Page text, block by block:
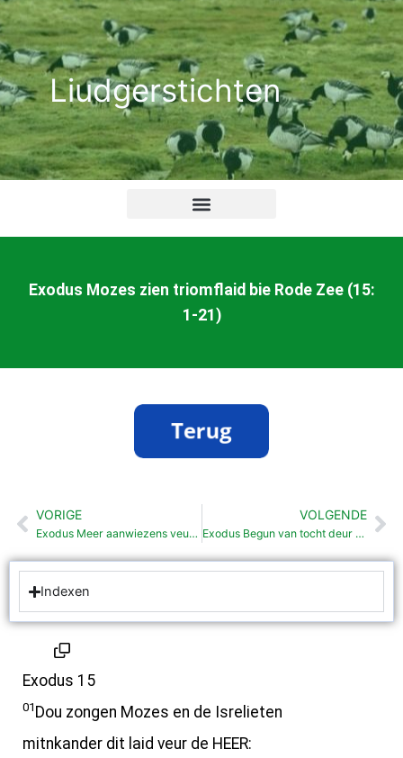
Ga
naar
de
inhoudLiudgerstichten
Exodus Mozes zien triomflaid bie Rode Zee (15:
1-21)
Vorige
VORIGE
Exodus Meer aanwiezens veur t Pascha (12:43-14:31)
VOLGENDE
Exodus Begun van tocht deur woestijn (15:22-19:25)
Indexen
Exodus 15
01 Dou zongen Mozes en de Isrelieten
mitnkander dit laid veur de HEER: